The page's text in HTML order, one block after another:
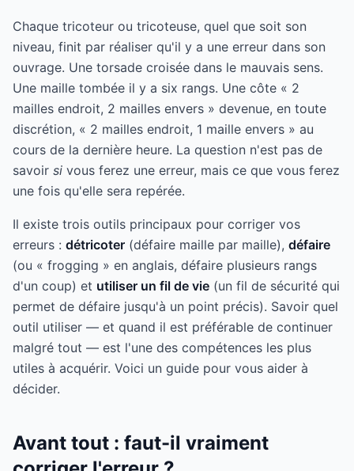
Chaque tricoteur ou tricoteuse, quel que soit son
niveau, finit par réaliser qu'il y a une erreur dans son
ouvrage. Une torsade croisée dans le mauvais sens.
Une maille tombée il y a six rangs. Une côte « 2
mailles endroit, 2 mailles envers » devenue, en toute
discrétion, « 2 mailles endroit, 1 maille envers » au
cours de la dernière heure. La question n'est pas de
savoir si vous ferez une erreur, mais ce que vous ferez
une fois qu'elle sera repérée.
Il existe trois outils principaux pour corriger vos
erreurs : détricoter (défaire maille par maille), défaire
(ou « frogging » en anglais, défaire plusieurs rangs
d'un coup) et utiliser un fil de vie (un fil de sécurité qui
permet de défaire jusqu'à un point précis). Savoir quel
outil utiliser — et quand il est préférable de continuer
malgré tout — est l'une des compétences les plus
utiles à acquérir. Voici un guide pour vous aider à
décider.
Avant tout : faut-il vraiment